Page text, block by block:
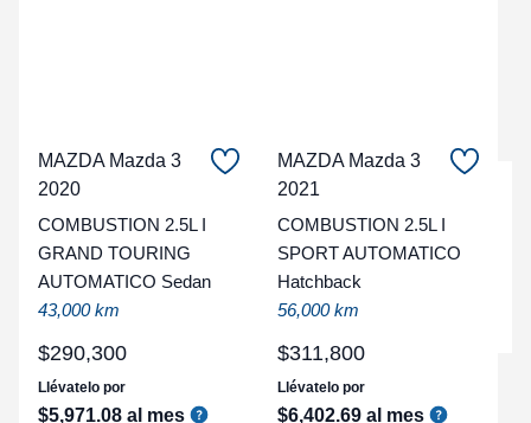
MAZDA Mazda 3
2020
COMBUSTION 2.5L I
GRAND TOURING
AUTOMATICO Sedan
43,000 km
$290,300
Llévatelo por
$5,971.08 al mes
MAZDA Mazda 3
2021
COMBUSTION 2.5L I
SPORT AUTOMATICO
Hatchback
56,000 km
$311,800
Llévatelo por
$6,402.69 al mes